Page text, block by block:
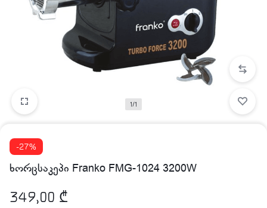
1/1
-27%
ხორცსაკეპი Franko FMG-1024 3200W
349,00 ₾